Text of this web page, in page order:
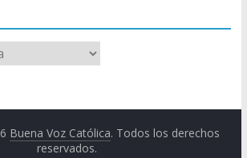
Buena Voz Católica. Todos los derechos
reservados.